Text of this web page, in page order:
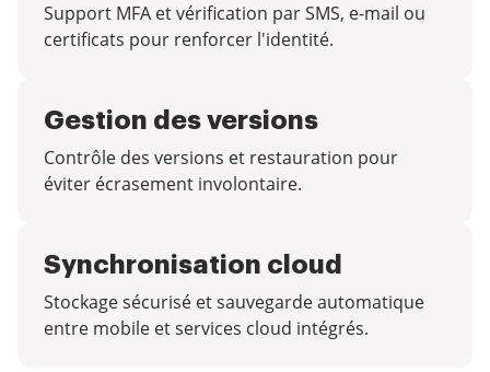
Support MFA et vérification par SMS, e-mail ou
certificats pour renforcer l'identité.
Gestion des versions
Contrôle des versions et restauration pour
éviter écrasement involontaire.
Synchronisation cloud
Stockage sécurisé et sauvegarde automatique
entre mobile et services cloud intégrés.